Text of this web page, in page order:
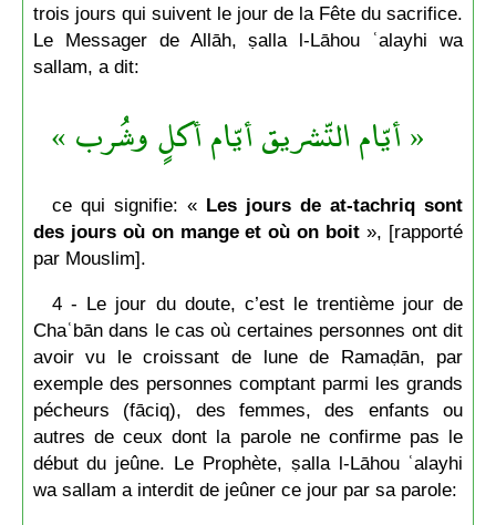
trois jours qui suivent le jour de la Fête du sacrifice.
Le Messager de Allāh, ṣalla l-Lāhou ʿalayhi wa
sallam, a dit:
« أيّام التّشريق أيّام أكلٍ وشُرب »
ce qui signifie: « Les jours de at-tachriq sont
des jours où on mange et où on boit », [rapporté
par Mouslim].
4 - Le jour du doute, c’est le trentième jour de
Chaʿbān dans le cas où certaines personnes ont dit
avoir vu le croissant de lune de Ramaḍān, par
exemple des personnes comptant parmi les grands
pécheurs (fāciq), des femmes, des enfants ou
autres de ceux dont la parole ne confirme pas le
début du jeûne. Le Prophète, ṣalla l-Lāhou ʿalayhi
wa sallam a interdit de jeûner ce jour par sa parole: